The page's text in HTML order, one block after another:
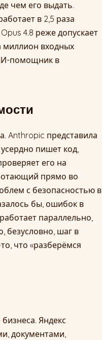
чем его выдать.
в 2,5 раза
4.8 реже допускает
миллион входных
помощник в
Anthropic представила
пишет код,
его на
прямо во
с безопасностью в
бы, ошибок в
параллельно,
безусловно, шаг в
что «разберёмся
Яндекс
документами,